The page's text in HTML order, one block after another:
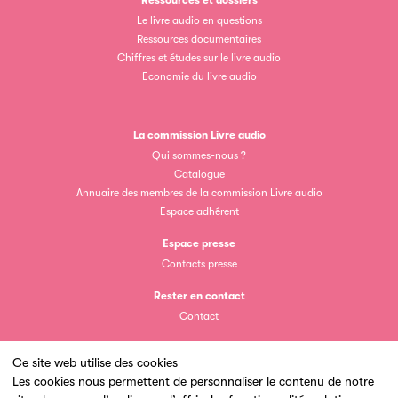
Ce site web utilise des cookies
Les cookies nous permettent de personnaliser le contenu de notre
Le livre audio en questions
Ressources documentaires
Chiffres et études sur le livre audio
Economie du livre audio
La commission Livre audio
Qui sommes-nous ?
Catalogue
Annuaire des membres de la commission Livre audio
Espace adhérent
Espace presse
Contacts presse
Rester en contact
Contact
tous les acteurs de la filière de la fabrication de livres.
Les petits champions de la lecture
Le jeu de lecture à voix haute gratuit et ouvert à tous les
enfants de CM1 et de CM2.